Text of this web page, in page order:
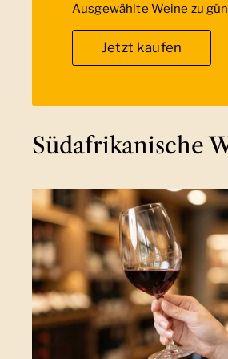
Ausgewählte Weine zu
Jetzt kaufen
Südafrikanische